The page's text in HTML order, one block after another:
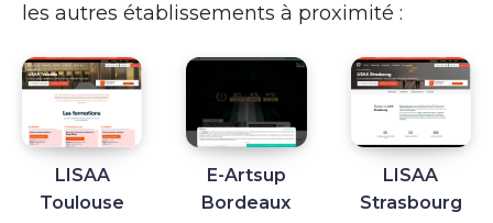
les autres établissements à proximité :
LISAA
Toulouse
E-Artsup
Bordeaux
LISAA
Strasbourg